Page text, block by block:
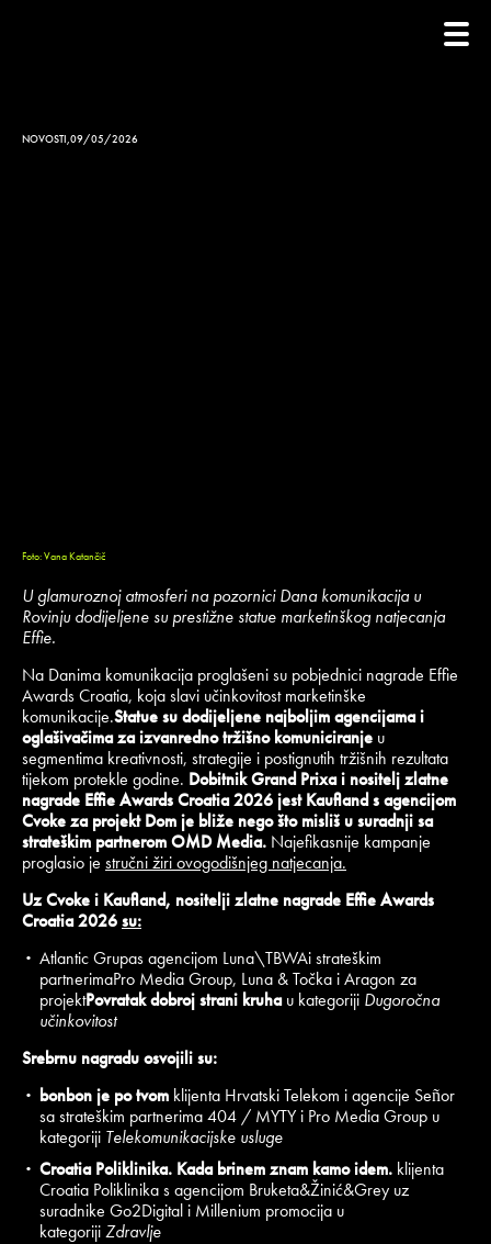
NOVOSTI,09/05/2026
Foto: Vana Katančič
U glamuroznoj atmosferi na pozornici Dana komunikacija u
Rovinju dodijeljene su prestižne statue marketinškog natjecanja
Effie.
Na Danima komunikacija proglašeni su pobjednici nagrade Effie
Awards Croatia, koja slavi učinkovitost marketinške
komunikacije.Statue su dodijeljene najboljim agencijama i
oglašivačima za izvanredno tržišno komuniciranje u
segmentima kreativnosti, strategije i postignutih tržišnih rezultata
tijekom protekle godine. Dobitnik Grand Prixa i nositelj zlatne
nagrade Effie Awards Croatia 2026 jest Kaufland s agencijom
Cvoke za projekt Dom je bliže nego što misliš u suradnji sa
strateškim partnerom OMD Media. Najefikasnije kampanje
proglasio je stručni žiri ovogodišnjeg natjecanja.
Uz Cvoke i Kaufland, nositelji zlatne nagrade Effie Awards
Croatia 2026su:
Atlantic Grupas agencijom Luna\TBWAi strateškim
partnerimaPro Media Group, Luna & Točka i Aragon za
projektPovratak dobroj strani kruhau kategoriji Dugoročna
učinkovitost
Srebrnu nagradu osvojili su:
bonbon je po tvom klijenta Hrvatski Telekom i agencije Señor
sa strateškim partnerima 404 / MYTY i Pro Media Group u
kategoriji Telekomunikacijske usluge
Croatia Poliklinika. Kada brinem znam kamo idem. klijenta
Croatia Poliklinika s agencijom Bruketa&Žinić&Grey uz
suradnike Go2Digital i Millenium promocija u
kategorijiZdravlje